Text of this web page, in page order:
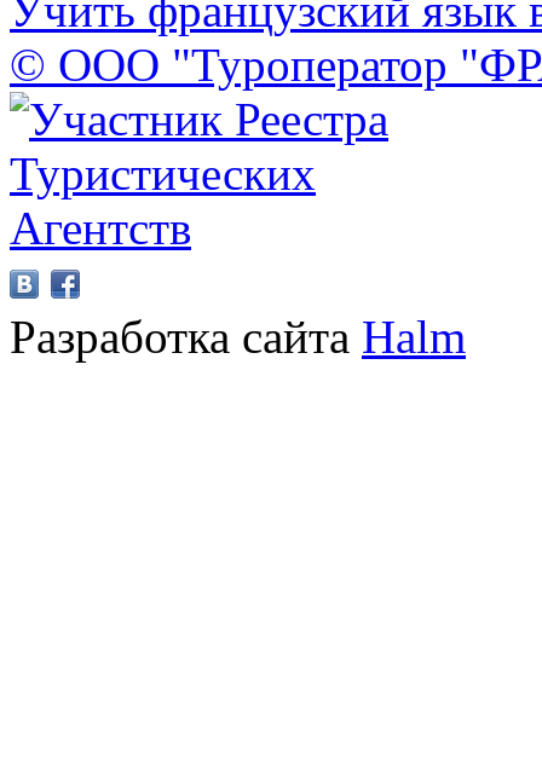
Учить французский язык
© ООО "Туроператор
Разработка сайта Halm